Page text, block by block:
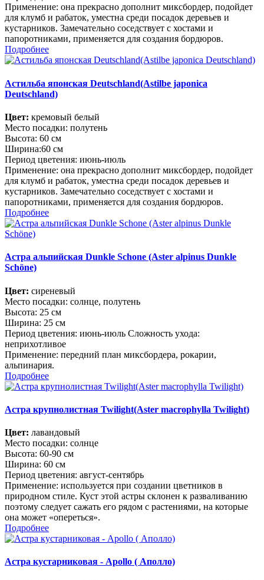
Применение: она прекрасно дополнит миксбордер, подойдет
для клумб и рабаток, уместна среди посадок деревьев и
кустарников. Замечательно соседствует с хостами и
папоротниками, применяется для создания бордюров.
Подробнее
Астильба японская Deutschland(Astilbe japonica
Deutschland)
Цвет: кремовый белый
Место посадки: полутень
Высота: 60 см
Ширина:60 см
Период цветения: июнь-июль
Применение: она прекрасно дополнит миксбордер, подойдет
для клумб и рабаток, уместна среди посадок деревьев и
кустарников. Замечательно соседствует с хостами и
папоротниками, применяется для создания бордюров.
Подробнее
Астра альпийская Dunkle Schone (Aster alpinus Dunkle
Schöne)
Цвет: сиреневый
Место посадки: солнце, полутень
Высота: 25 см
Ширина: 25 см
Период цветения: июнь-июль Сложность ухода:
неприхотливое
Применение: передний план миксбордера, рокарии,
альпинария.
Подробнее
Астра крупнолистная Twilight(Aster macrophylla Twilight)
Цвет: лавандовый
Место посадки: солнце
Высота: 60-90 см
Ширина: 60 см
Период цветения: август-сентябрь
Применение: используется при создании цветников в
природном стиле. Куст этой астры склонен к разваливанию
поэтому следует сажать его рядом с растениями, на которые
она может «опереться».
Подробнее
Астра кустарниковая - Apollo ( Аполло)